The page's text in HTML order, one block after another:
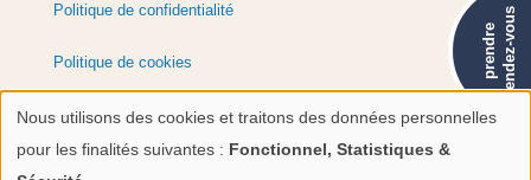
prendrerendez-vous
Politique de confidentialité
Politique de cookies
Réalisation : Ascomedia
Utilisation
Nous utilisons des cookies et traitons des données personnelles
pour les finalités suivantes : Fonctionnel, Statistiques &